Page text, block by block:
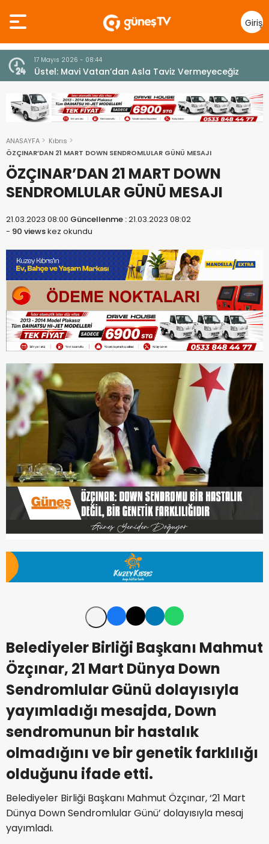
Giriş
Yap
7 Ağustos 2026 - 12:36
ÜSTEL: “ERENKÖY RUHU SONSUZA DEK YAŞAYACAK”
ANASAYFA
Kıbrıs
ÖZÇINAR’DAN 21 MART DOWN SENDROMLULAR GÜNÜ MESAJI
ÖZÇINAR’DAN 21 MART DOWN
SENDROMLULAR GÜNÜ MESAJI
21.03.2023 08:00 Güncellenme :21.03.2023 08:02
- 90 viewskez okundu
Belediyeler Birliği Başkanı Mahmut
Özçınar, 21 Mart Dünya Down
Sendromlular Günü dolayısıyla
yayımladığı mesajda, Down
sendromunun bir hastalık
olmadığını ve bir genetik farklılığı
olduğunu ifade etti.
Belediyeler Birliği Başkanı Mahmut Özçınar, ‘21 Mart
Dünya Down Sendromlular Günü’ dolayısıyla mesaj
yayımladı.